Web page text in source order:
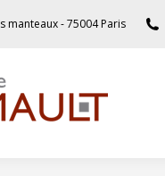
manteaux - 75004 Paris